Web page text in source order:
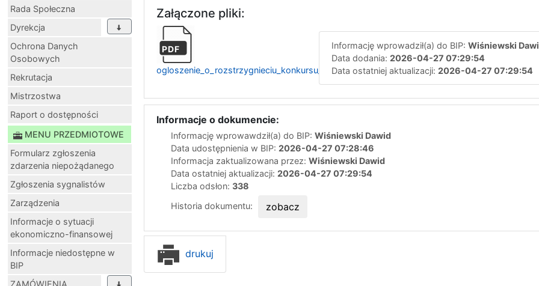
Rada Społeczna
Dyrekcja
Ochrona Danych
Osobowych
Rekrutacja
Mistrzostwa
Raport o dostępności
MENU PRZEDMIOTOWE
Formularz zgłoszenia
zdarzenia niepożądanego
Zgłoszenia sygnalistów
Zarządzenia
Informacje o sytuacji
ekonomiczno-finansowej
Informacje niedostępne w
BIP
Załączone pliki:
PDF Informację wprowadził(a) do BIP: Wiśniewski
Data dodania: 2026-04-27 07:29:54
Data ostatniej aktualizacji: 2026-04-27 07:29:54
Informacje o dokumencie:
Informację wprowawdził(a) do BIP: Wiśniewski Dawid
Data udostępnienia w BIP: 2026-04-27 07:28:46
Informacja zaktualizowana przez: Wiśniewski Dawid
Data ostatniej aktualizacji: 2026-04-27 07:29:54
Liczba odsłon: 338
Historia dokumentu:
zobacz
drukuj